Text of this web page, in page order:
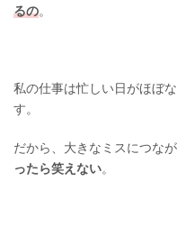
るの。
私の仕事は忙しい日がほぼ
す。
だから、大きなミスにつな
ったら笑えない。